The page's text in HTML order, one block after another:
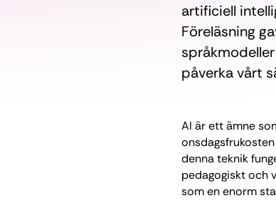
artificiell
Föreläsning
påverka vårt
AI är ett ämne
denna teknik
pedagogiskt och
som en enorm